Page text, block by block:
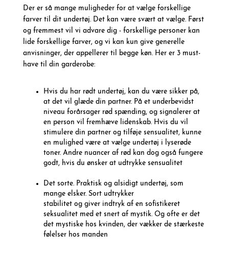
Der er så mange muligheder for at vælge forskellige
farver til dit undertøj. Det kan være svært at vælge. Først
og fremmest vil vi advare dig - forskellige personer kan
lide forskellige farver, og vi kan kun give generelle
anvisninger, der appellerer til begge køn. Her er 3 must-
have til din garderobe:
Hvis du har rødt undertøj, kan du være sikker på,
at det vil glæde din partner. På et underbevidst
niveau forårsager rød spænding, og signalerer at
en person vil fremhæve lidenskab. Hvis du vil
stimulere din partner og tilføje sensualitet, kunne
en mulighed være at vælge undertøj i lyserøde
toner. Andre nuancer af rød kan dog også fungere
godt, hvis du ønsker at udtrykke sensualitet
Det sorte. Praktisk og alsidigt undertøj, som
mange elsker. Sort udtrykker
stabilitet og giver indtryk af en sofistikeret
seksualitet med et snert af mystik. Og ofte er det
det mystiske hos kvinden, der vækker de stærkeste
følelser hos manden